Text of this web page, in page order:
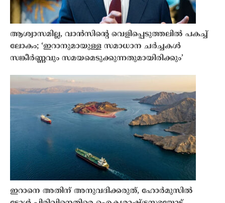
ആശ്വാസമില്ല, വാൻസിന്റെ വെളിപ്പെടുത്തലിൽ പകച്ച്
ലോകം; ‘ഇറാനുമായുള്ള സമാധാന ചർച്ചകൾ
സങ്കീർണ്ണവും സമയമെടുക്കുന്നതുമായിരിക്കും’
ഇറാനെ അതിന് അനുവദിക്കരുത്, ഹോർമുസിൽ